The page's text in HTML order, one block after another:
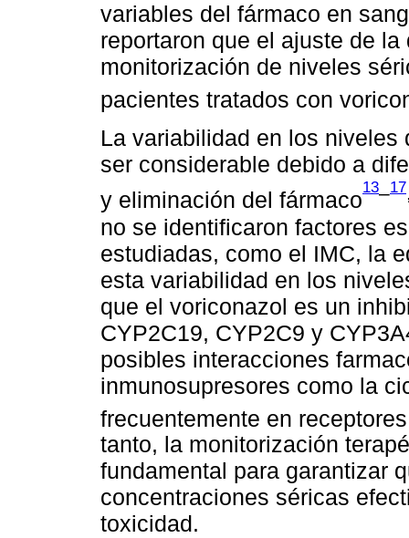
variables del fármaco en
reportaron que el ajuste de
monitorización de niveles
pacientes tratados con
La variabilidad en los
ser considerable debido a
y eliminación del fármaco
13–17
no se identificaron factores
estudiadas, como el IMC, la
esta variabilidad en los
que el voriconazol es un
CYP2C19, CYP2C9 y
posibles interacciones
inmunosupresores como la
frecuentemente en
tanto, la monitorización
fundamental para garantizar
concentraciones séricas
toxicidad.